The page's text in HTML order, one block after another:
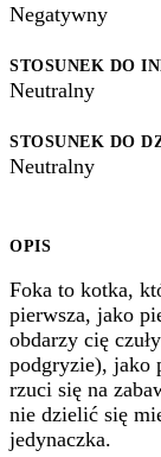
Negatywny
STOSUNEK DO
Neutralny
STOSUNEK DO
Neutralny
OPIS
Foka to kotka,
pierwsza, jako
obdarzy cię
podgryzie), jako
rzuci się na
nie dzielić się
jedynaczka.